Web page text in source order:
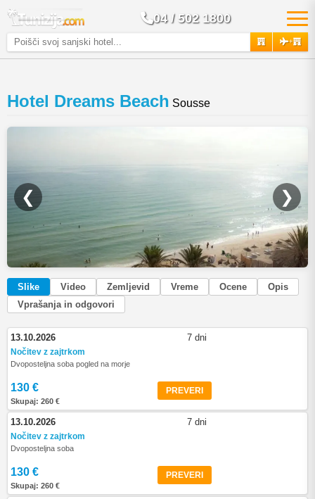
04 / 502 1800
+
Hotel Dreams Beach Sousse
❮ ❯
Slike Video Zemljevid Vreme Ocene
Opis
Vprašanja in odgovori
13.10.2026 7 dni
Nočitev z zajtrkom
Dvoposteljna soba pogled na morje
130 €
Skupaj: 260 €
PREVERI
13.10.2026 7 dni
Nočitev z zajtrkom
Dvoposteljna soba
130 €
Skupaj: 260 €
PREVERI